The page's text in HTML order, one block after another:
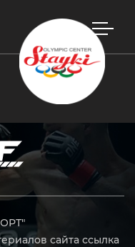
сайта ссылка
чтобы закрыть